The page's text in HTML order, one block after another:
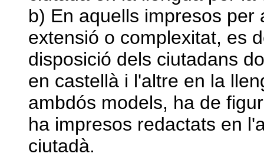
b) En aquells impresos
extensió o complexitat, es
disposició dels ciutadans
en castellà i l'altre en la
ambdós models, ha de
ha impresos redactats en
ciutadà.